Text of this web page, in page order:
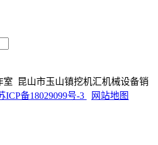
室 昆山市玉山镇挖机汇机械设备销
ICP备18029099号-3 网站地图